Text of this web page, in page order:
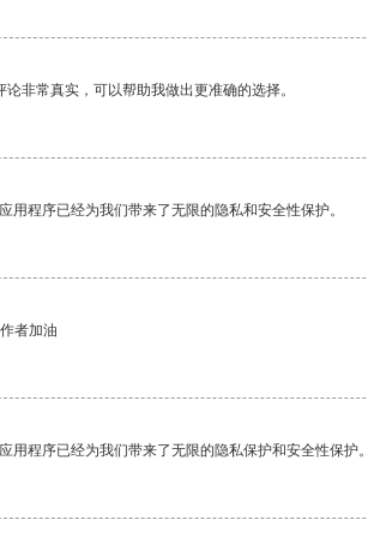
非常真实，可以帮助我做出更准确的选择。
用程序已经为我们带来了无限的隐私和安全性保护。
者加油
用程序已经为我们带来了无限的隐私保护和安全性保护